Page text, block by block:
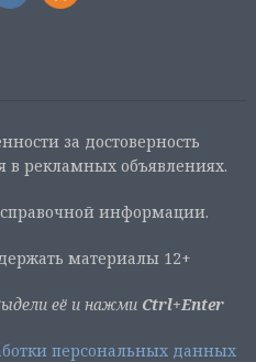
за достоверность
рекламных объявлениях.
информации.
материалы 12+
её и нажми Ctrl+Enter
персональных данных